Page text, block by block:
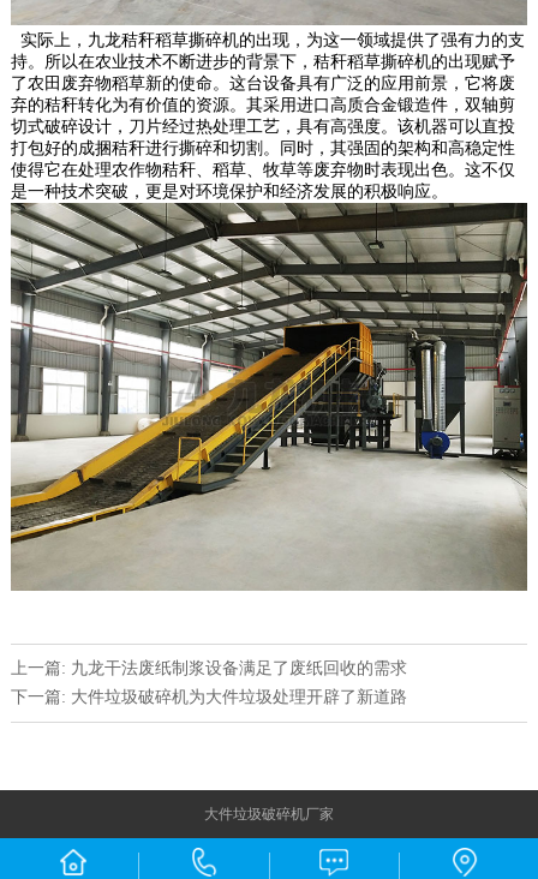
实际上，九龙秸秆稻草撕碎机的出现，为这一领域提供了强有力的支
持。所以在农业技术不断进步的背景下，秸秆稻草撕碎机的出现赋予
了农田废弃物稻草新的使命。这台设备具有广泛的应用前景，它将废
弃的秸秆转化为有价值的资源。其采用进口高质合金锻造件，双轴剪
切式破碎设计，刀片经过热处理工艺，具有高强度。该机器可以直投
打包好的成捆秸秆进行撕碎和切割。同时，其强固的架构和高稳定性
使得它在处理农作物秸秆、稻草、牧草等废弃物时表现出色。这不仅
是一种技术突破，更是对环境保护和经济发展的积极响应。
上一篇: 九龙干法废纸制浆设备满足了废纸回收的需求
下一篇: 大件垃圾破碎机为大件垃圾处理开辟了新道路
大件垃圾破碎机厂家